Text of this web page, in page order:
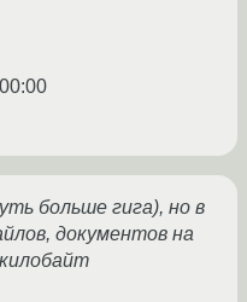
больше гига), но в
документов на